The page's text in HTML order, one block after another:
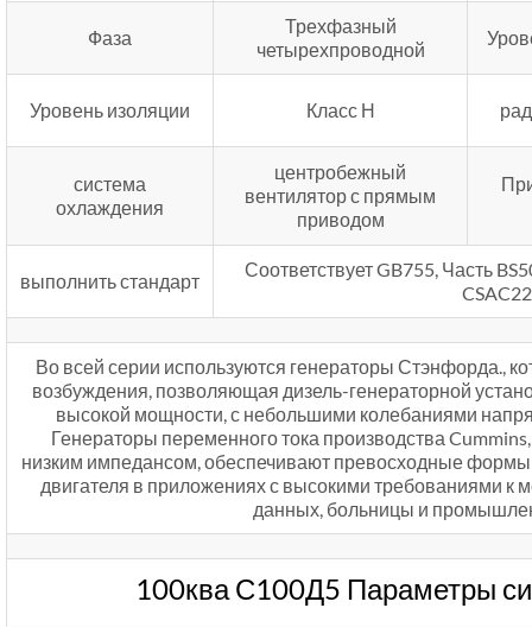
Фаза
Трехфазный
четырехпроводной
Уровень изоляции Класс Н
система
охлаждения
центробежный
вентилятор с прямым
приводом
выполнить стандарт
Соответствует GB755, Часть
Во всей серии используются генераторы Стэнфорда.,
возбуждения, позволяющая дизель-генераторной
высокой мощности, с небольшими колебаниями
Генераторы переменного тока производства
низким импедансом, обеспечивают превосходные
двигателя в приложениях с высокими требованиями к
данных, больницы и
100ква С100Д5 Параметры